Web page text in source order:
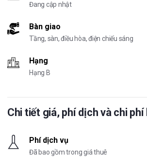
Đang cập nhật
Bàn giao
Tầng, sàn, điều hòa, điện chiếu sáng
Hạng
Hạng B
Chi tiết giá, phí dịch và chi phí
Phí dịch vụ
Đã bao gồm trong giá thuê